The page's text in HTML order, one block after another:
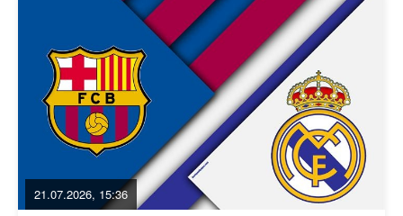
21.07.2026, 15:36